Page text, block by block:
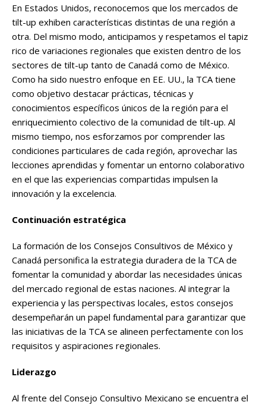
En Estados Unidos, reconocemos que los mercados de
tilt-up exhiben características distintas de una región a
otra. Del mismo modo, anticipamos y respetamos el tapiz
rico de variaciones regionales que existen dentro de los
sectores de tilt-up tanto de Canadá como de México.
Como ha sido nuestro enfoque en EE. UU., la TCA tiene
como objetivo destacar prácticas, técnicas y
conocimientos específicos únicos de la región para el
enriquecimiento colectivo de la comunidad de tilt-up. Al
mismo tiempo, nos esforzamos por comprender las
condiciones particulares de cada región, aprovechar las
lecciones aprendidas y fomentar un entorno colaborativo
en el que las experiencias compartidas impulsen la
innovación y la excelencia.
Continuación estratégica
La formación de los Consejos Consultivos de México y
Canadá personifica la estrategia duradera de la TCA de
fomentar la comunidad y abordar las necesidades únicas
del mercado regional de estas naciones. Al integrar la
experiencia y las perspectivas locales, estos consejos
desempeñarán un papel fundamental para garantizar que
las iniciativas de la TCA se alineen perfectamente con los
requisitos y aspiraciones regionales.
Liderazgo
Al frente del Consejo Consultivo Mexicano se encuentra el